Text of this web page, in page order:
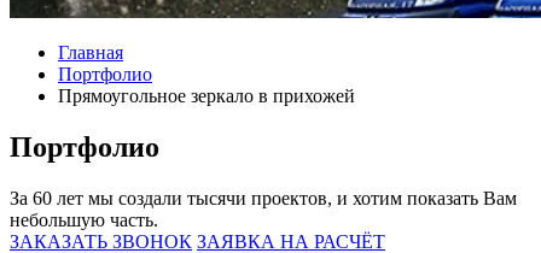
Главная
Портфолио
Прямоугольное зеркало в прихожей
Портфолио
За 60 лет мы создали тысячи проектов, и хотим показать Вам
небольшую часть.
ЗАКАЗАТЬ ЗВОНОК ЗАЯВКА НА РАСЧЁТ